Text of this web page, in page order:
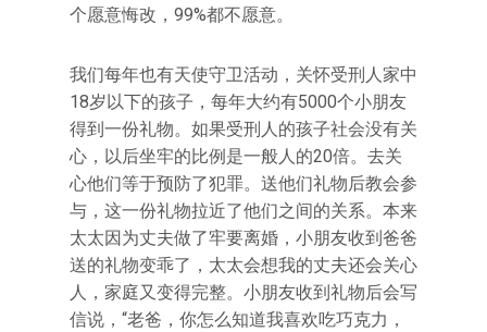
个愿意悔改，99%都不愿意。
我们每年也有天使守卫活动，关怀受刑人家中
18岁以下的孩子，每年大约有5000个小朋友
得到一份礼物。如果受刑人的孩子社会没有关
心，以后坐牢的比例是一般人的20倍。去关
心他们等于预防了犯罪。送他们礼物后教会参
与，这一份礼物拉近了他们之间的关系。本来
太太因为丈夫做了牢要离婚，小朋友收到爸爸
送的礼物变乖了，太太会想我的丈夫还会关心
人，家庭又变得完整。小朋友收到礼物后会写
信说，“老爸，你怎么知道我喜欢吃巧克力，